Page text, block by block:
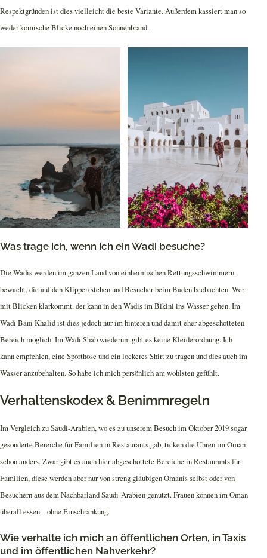
Respektgründen ist dies vielleicht die beste Variante. Außerdem kassiert man so
weder komische Blicke noch einen Sonnenbrand.
Was trage ich, wenn ich ein Wadi besuche?
Die Wadis werden im ganzen Land von einheimischen Rettungsschwimmern
bewacht, die auf den Klippen stehen und Besucher beim Baden beobachten. Wer
mit Blicken klarkommt, der kann in den Wadis im Bikini ins Wasser gehen. Im
Wadi Bani Khalid ist dies jedoch nur im hinteren und damit eher abgeschotteten
Bereich möglich. Im Wadi Shab wiederum gibt es keine Kleiderordnung. Ich
kann empfehlen, eine Sporthose und ein lockeres Shirt zu tragen und dies auch im
Wasser anzubehalten. So habe ich mich persönlich am wohlsten gefühlt.
Verhaltenskodex & Benimmregeln
Im Vergleich zu Saudi-Arabien, wo es zu unserem Besuch im Oktober 2019 sogar
gesonderte Bereiche für Familien in Restaurants gab, ticken die Uhren im Oman
schon anders. Zwar gibt es auch hier abgeschottete Bereiche in Restaurants für
Familien, diese werden aber nur von streng gläubigen Omanis selbst oder von
Besuchern aus dem Nachbarland Saudi-Arabien genutzt. Frauen können im Oman
überall essen – ohne Einschränkung.
Wie verhalte ich mich an öffentlichen Orten, in Taxis
und im öffentlichen Nahverkehr?